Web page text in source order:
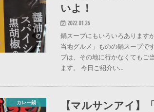
いよ！
2022.01.26
鍋スープにもいろいろあります
当地グルメ」ものの鍋スープで
プは、その地に行かなくてもご
ます。 今日ご紹介い…
カレー鍋
【マルサンアイ